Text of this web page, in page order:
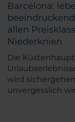
Barcelona:
allen
Niederknien
Die
wird
unvergesslich